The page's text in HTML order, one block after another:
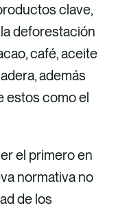
clave,
deforestación
café, aceite
además
estos como el
el primero en
normativa no
de los